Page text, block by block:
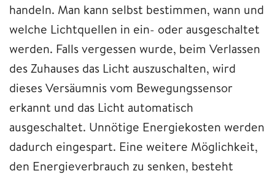
handeln. Man kann selbst bestimmen, wann und
welche Lichtquellen in ein- oder ausgeschaltet
werden. Falls vergessen wurde, beim Verlassen
des Zuhauses das Licht auszuschalten, wird
dieses Versäumnis vom Bewegungssensor
erkannt und das Licht automatisch
ausgeschaltet. Unnötige Energiekosten werden
dadurch eingespart. Eine weitere Möglichkeit,
den Energieverbrauch zu senken, besteht